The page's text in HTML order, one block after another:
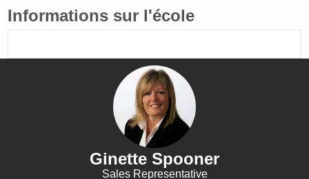
Informations sur l'école
Ginette Spooner
Sales Representative